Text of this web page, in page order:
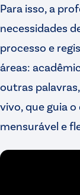
Para isso, a
necessidades
processo e
áreas:
outras
vivo, que guia
mensurável e